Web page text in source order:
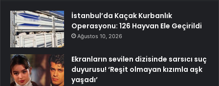
İstanbul’da Kaçak Kurbanlık
Operasyonu: 126 Hayvan Ele Geçirildi
Ağustos 10, 2026
Ekranların sevilen dizisinde sarsıcı suç
duyurusu! ‘Reşit olmayan kızımla aşk
yaşadı’